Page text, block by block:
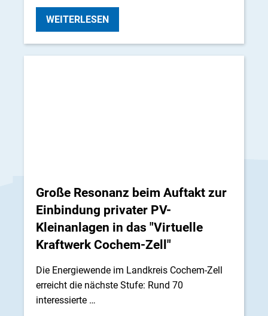
WEITERLESEN
Große Resonanz beim Auftakt zur
Einbindung privater PV-
Kleinanlagen in das "Virtuelle
Kraftwerk Cochem-Zell"
Die Energiewende im Landkreis Cochem-Zell
erreicht die nächste Stufe: Rund 70
interessierte …